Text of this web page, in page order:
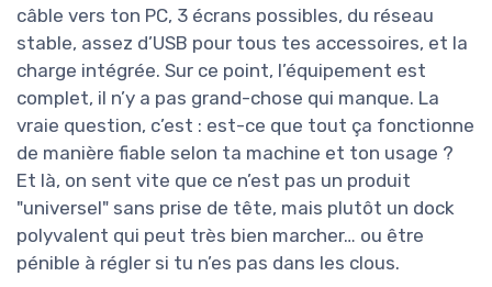
câble vers ton PC, 3 écrans possibles, du réseau
stable, assez d’USB pour tous tes accessoires, et la
charge intégrée. Sur ce point, l’équipement est
complet, il n’y a pas grand-chose qui manque. La
vraie question, c’est : est-ce que tout ça fonctionne
de manière fiable selon ta machine et ton usage ?
Et là, on sent vite que ce n’est pas un produit
"universel" sans prise de tête, mais plutôt un dock
polyvalent qui peut très bien marcher… ou être
pénible à régler si tu n’es pas dans les clous.